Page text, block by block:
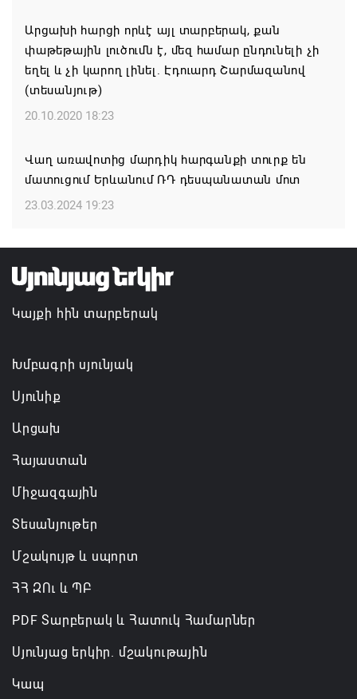
07.08.2026 16:09
Ռուսաստանի բանակը «Իսկանդերով» հարվածել է
ուկրաինական գնացքին
07.08.2026 14:32
TRIP ծրագրով 120 մլն եվրո ներդրում՝
Հայաստանի մի շարք զբոսաշրջային
կլաստերների զարգացման համար
Այս օրը պատմության մեջ կարձանագրվի որպես
ամոթի ու դավաճանության օր․ ՌԴ և Նոր
Նախիջևանի հայոց թեմ
Արցախի հարցի որևէ այլ տարբերակ, քան
փաթեթային լուծումն է, մեզ համար ընդունելի չի
եղել և չի կարող լինել. Էդուարդ Շարմազանով
(տեսանյութ)
20.10.2020 18:23
Վաղ առավոտից մարդիկ հարգանքի տուրք են
մատուցում Երևանում ՌԴ դեսպանատան մոտ
23.03.2024 19:23
Կայքի հին տարբերակ
Խմբագրի սյունյակ
Սյունիք
Արցախ
Հայաստան
Միջազգային
Տեսանյութեր
Մշակույթ և սպորտ
ՀՀ ԶՈւ և ՊԲ
PDF Տարբերակ և Հատուկ Համարներ
Սյունյաց երկիր. մշակութային
Կապ